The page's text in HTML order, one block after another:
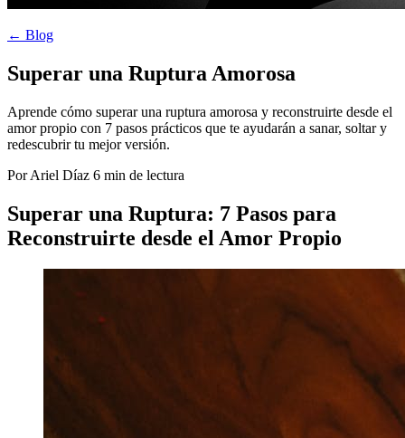
← Blog
Superar una Ruptura Amorosa
Aprende cómo superar una ruptura amorosa y reconstruirte desde el
amor propio con 7 pasos prácticos que te ayudarán a sanar, soltar y
redescubrir tu mejor versión.
Por Ariel Díaz 6 min de lectura
Superar una Ruptura: 7 Pasos para
Reconstruirte desde el Amor Propio